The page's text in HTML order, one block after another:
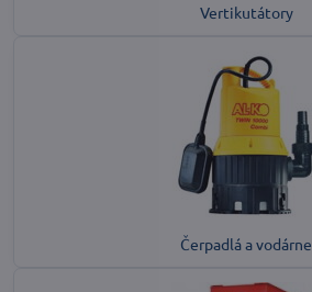
Vertikutátory
Čerpadlá a vodárne